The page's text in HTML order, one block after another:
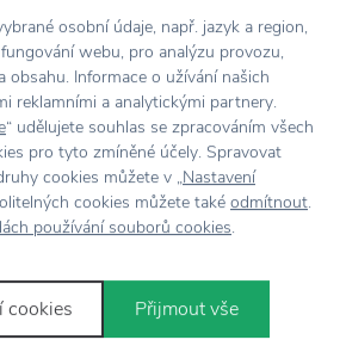
ihned
nad 2 000 Kč
dnů
na výběr
osobní údaje, např. jazyk a region,
webu, pro analýzu provozu,
obsahu. Informace o užívání našich
reklamními a analytickými partnery.
“ udělujete souhlas se zpracováním všech
pro tyto zmíněné účely. Spravovat
cookies můžete v „Nastavení
cookies můžete také odmítnout.
používání souborů cookies.
cookies Přijmout vše